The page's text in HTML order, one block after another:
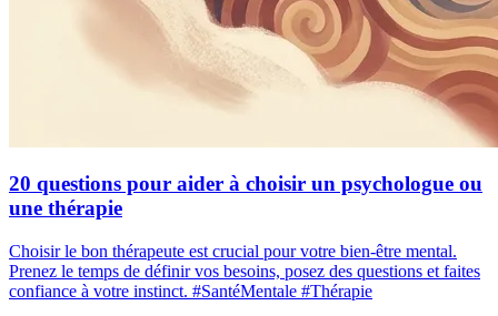
20 questions pour aider à choisir un psychologue ou
une thérapie
Choisir le bon thérapeute est crucial pour votre bien-être mental.
Prenez le temps de définir vos besoins, posez des questions et faites
confiance à votre instinct. #SantéMentale #Thérapie